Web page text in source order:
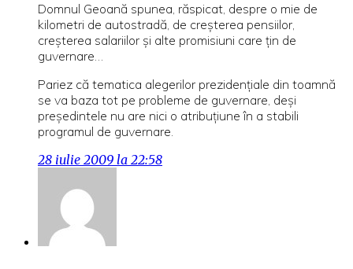
Domnul Geoană spunea, răspicat, despre o mie de
kilometri de autostradă, de creşterea pensiilor,
creşterea salariilor şi alte promisiuni care ţin de
guvernare…
Pariez că tematica alegerilor prezidenţiale din toamnă
se va baza tot pe probleme de guvernare, deşi
preşedintele nu are nici o atribuţiune în a stabili
programul de guvernare.
28 iulie 2009 la 22:58